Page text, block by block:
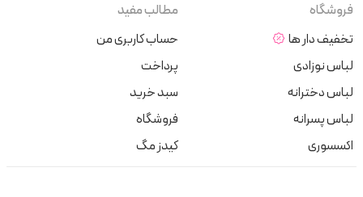
فروشگاه
تخفیف دار ها
لباس نوزادی
لباس دخترانه
لباس پسرانه
اکسسوری
مطالب مفید
حساب کاربری من
پرداخت
سبد خرید
فروشگاه
کیدز مگ